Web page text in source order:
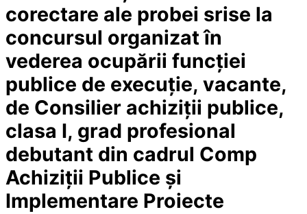
corectare ale probei srise la
concursul organizat în
vederea ocupării funcției
publice de execuție, vacante,
de Consilier achiziții publice,
clasa I, grad profesional
debutant din cadrul Comp
Achiziții Publice și
Implementare Proiecte